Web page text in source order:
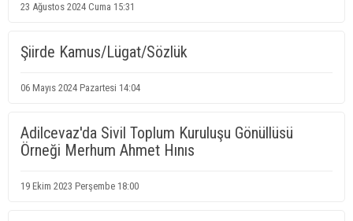
23 Ağustos 2024 Cuma 15:31
Şiirde Kamus/Lügat/Sözlük
06 Mayıs 2024 Pazartesi 14:04
Adilcevaz'da Sivil Toplum Kuruluşu Gönüllüsü
Örneği Merhum Ahmet Hınıs
19 Ekim 2023 Perşembe 18:00